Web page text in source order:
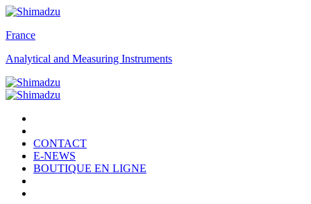
France
Analytical and Measuring Instruments
CONTACT
E-NEWS
BOUTIQUE EN LIGNE